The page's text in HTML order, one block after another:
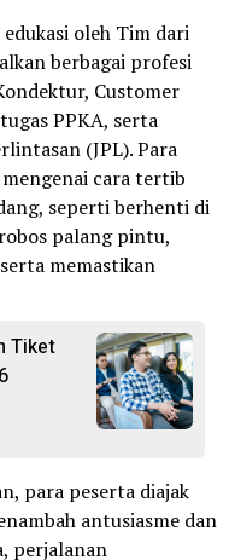
oleh Tim dari
berbagai profesi
Customer
PPKA, serta
(JPL). Para
cara tertib
seperti berhenti di
palang pintu,
memastikan
Tiket
para peserta diajak
antusiasme dan
perjalanan